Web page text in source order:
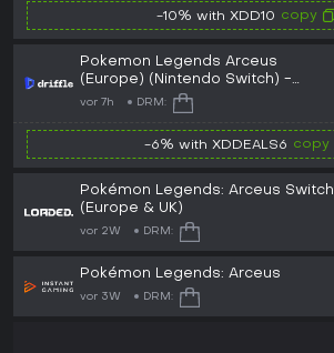
-10% with XDD10 copy
Pokemon Legends Arceus
(Europe) (Nintendo Switch) -
Nintendo - Digital Key
vor 7h DRM:
-6% with XDDEALS6 copy
Pokémon Legends: Arceus Switch
(Europe & UK)
vor 2W DRM:
Pokémon Legends: Arceus
vor 3W DRM: